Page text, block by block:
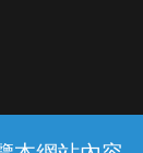
隱私權保護